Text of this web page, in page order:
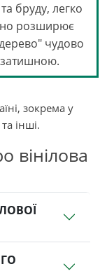
бруду, легко
розширює
чудово
затишною.
зокрема у
та інші.
вінілова